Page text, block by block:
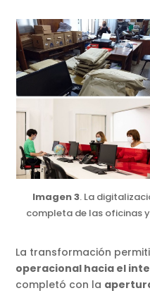
Imagen 3. La
completa de las oficinas
La transformación
operacional hacia el
completó con la